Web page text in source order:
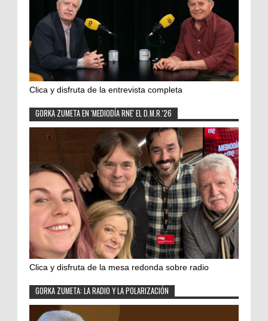
Clica y disfruta de la entrevista completa
GORKA ZUMETA EN 'MEDIODÍA RNE' EL D.M.R.'26
Clica y disfruta de la mesa redonda sobre radio
GORKA ZUMETA: LA RADIO Y LA POLARIZACIÓN